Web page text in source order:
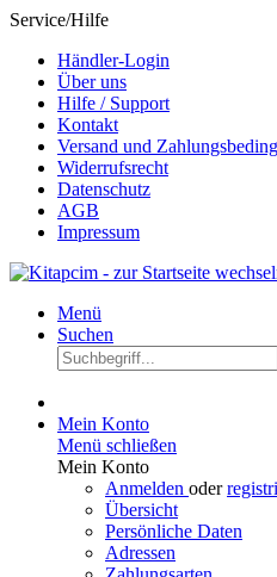
Service/Hilfe
Händler-Login
Über uns
Hilfe / Support
Kontakt
Versand und
Widerrufsrecht
Datenschutz
AGB
Impressum
Menü
Suchen
Mein Konto
Menü schließen
Mein Konto
Anmelden oder
Übersicht
Persönliche Daten
Adressen